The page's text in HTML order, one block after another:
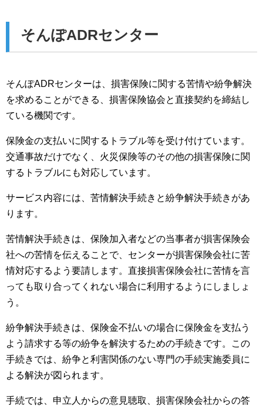
そんぽADRセンター
そんぽADRセンターは、損害保険に関する苦情や紛争解決
を求めることができる、損害保険協会と直接契約を締結し
ている機関です。
保険金の支払いに関するトラブル等を受け付けています。
交通事故だけでなく、火災保険等のその他の損害保険に関
するトラブルにも対応しています。
サービス内容には、苦情解決手続きと紛争解決手続きがあ
ります。
苦情解決手続きは、保険加入者などの当事者が損害保険会
社への苦情を伝えることで、センターが損害保険会社に苦
情対応するよう要請します。直接損害保険会社に苦情を言
っても取り合ってくれない場合に利用するようにしましょ
う。
紛争解決手続きは、保険金不払いの場合に保険金を支払う
よう請求する等の紛争を解決するための手続きです。この
手続きでは、紛争と利害関係のない専門の手続実施委員に
よる解決が図られます。
手続では、申立人からの意見聴取、損害保険会社からの答